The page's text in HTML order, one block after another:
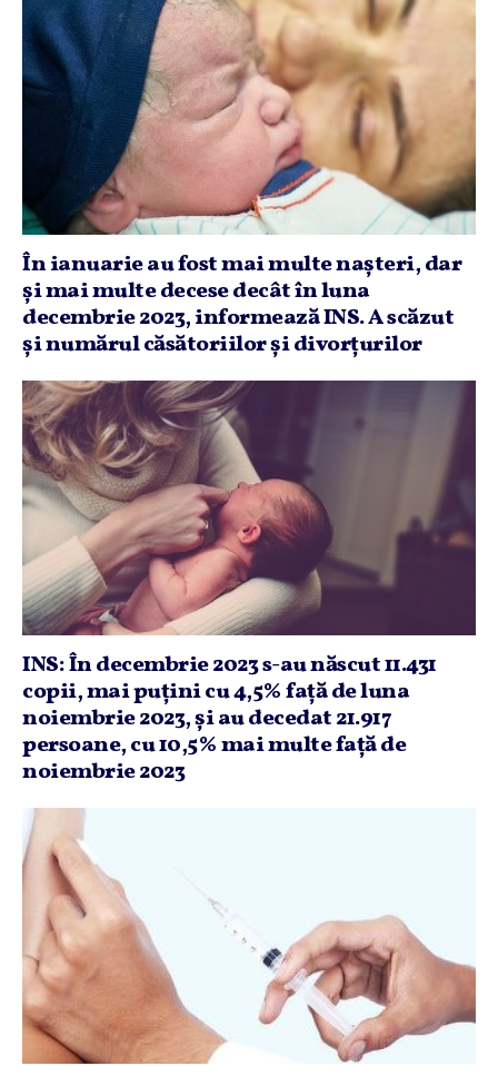
În ianuarie au fost mai multe naşteri, dar
şi mai multe decese decât în luna
decembrie 2023, informează INS. A scăzut
şi numărul căsătoriilor şi divorţurilor
INS: În decembrie 2023 s-au născut 11.431
copii, mai puţini cu 4,5% faţă de luna
noiembrie 2023, şi au decedat 21.917
persoane, cu 10,5% mai multe faţă de
noiembrie 2023